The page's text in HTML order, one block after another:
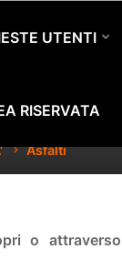
UTENTI
RISERVATA
Asfalti
o attraverso